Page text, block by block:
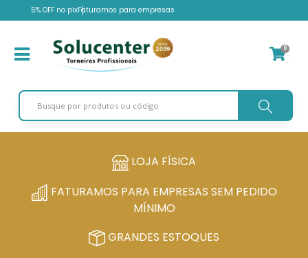
5% OFF no pixFaturamos para empresas
0
LOJA FÍSICA
FATURAMOS PARA EMPRESAS SEM PEDIDO
MÍNIMO
GRANDES ESTOQUES